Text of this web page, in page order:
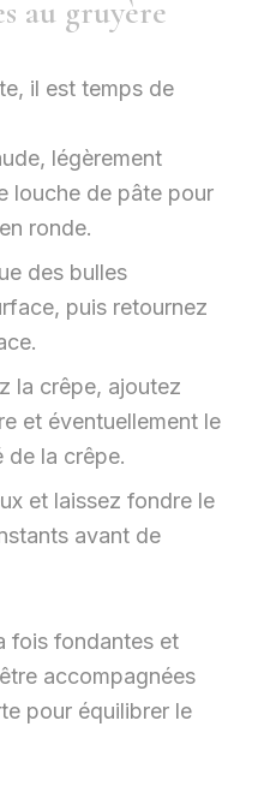
au gruyère
il est temps de
légèrement
louche de pâte pour
ronde.
des bulles
puis retournez
la crêpe, ajoutez
et éventuellement le
de la crêpe.
et laissez fondre le
avant de
fois fondantes et
accompagnées
pour équilibrer le